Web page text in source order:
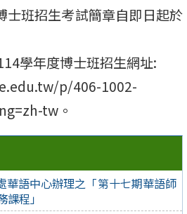
華語中心辦理之「第十七期華語師
程」
士班招生考試簡章自即日起於
學年度博士班招生網址:
p/406-1002-
tw。